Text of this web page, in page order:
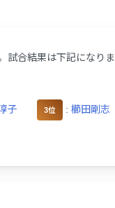
試合結果は下記になりま
子 3位 : 櫛田剛志